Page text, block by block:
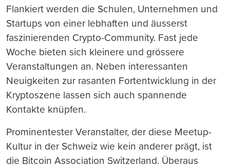
Flankiert werden die Schulen, Unternehmen und
Startups von einer lebhaften und äusserst
faszinierenden Crypto-Community. Fast jede
Woche bieten sich kleinere und grössere
Veranstaltungen an. Neben interessanten
Neuigkeiten zur rasanten Fortentwicklung in der
Kryptoszene lassen sich auch spannende
Kontakte knüpfen.
Prominentester Veranstalter, der diese Meetup-
Kultur in der Schweiz wie kein anderer prägt, ist
die Bitcoin Association Switzerland. Überaus